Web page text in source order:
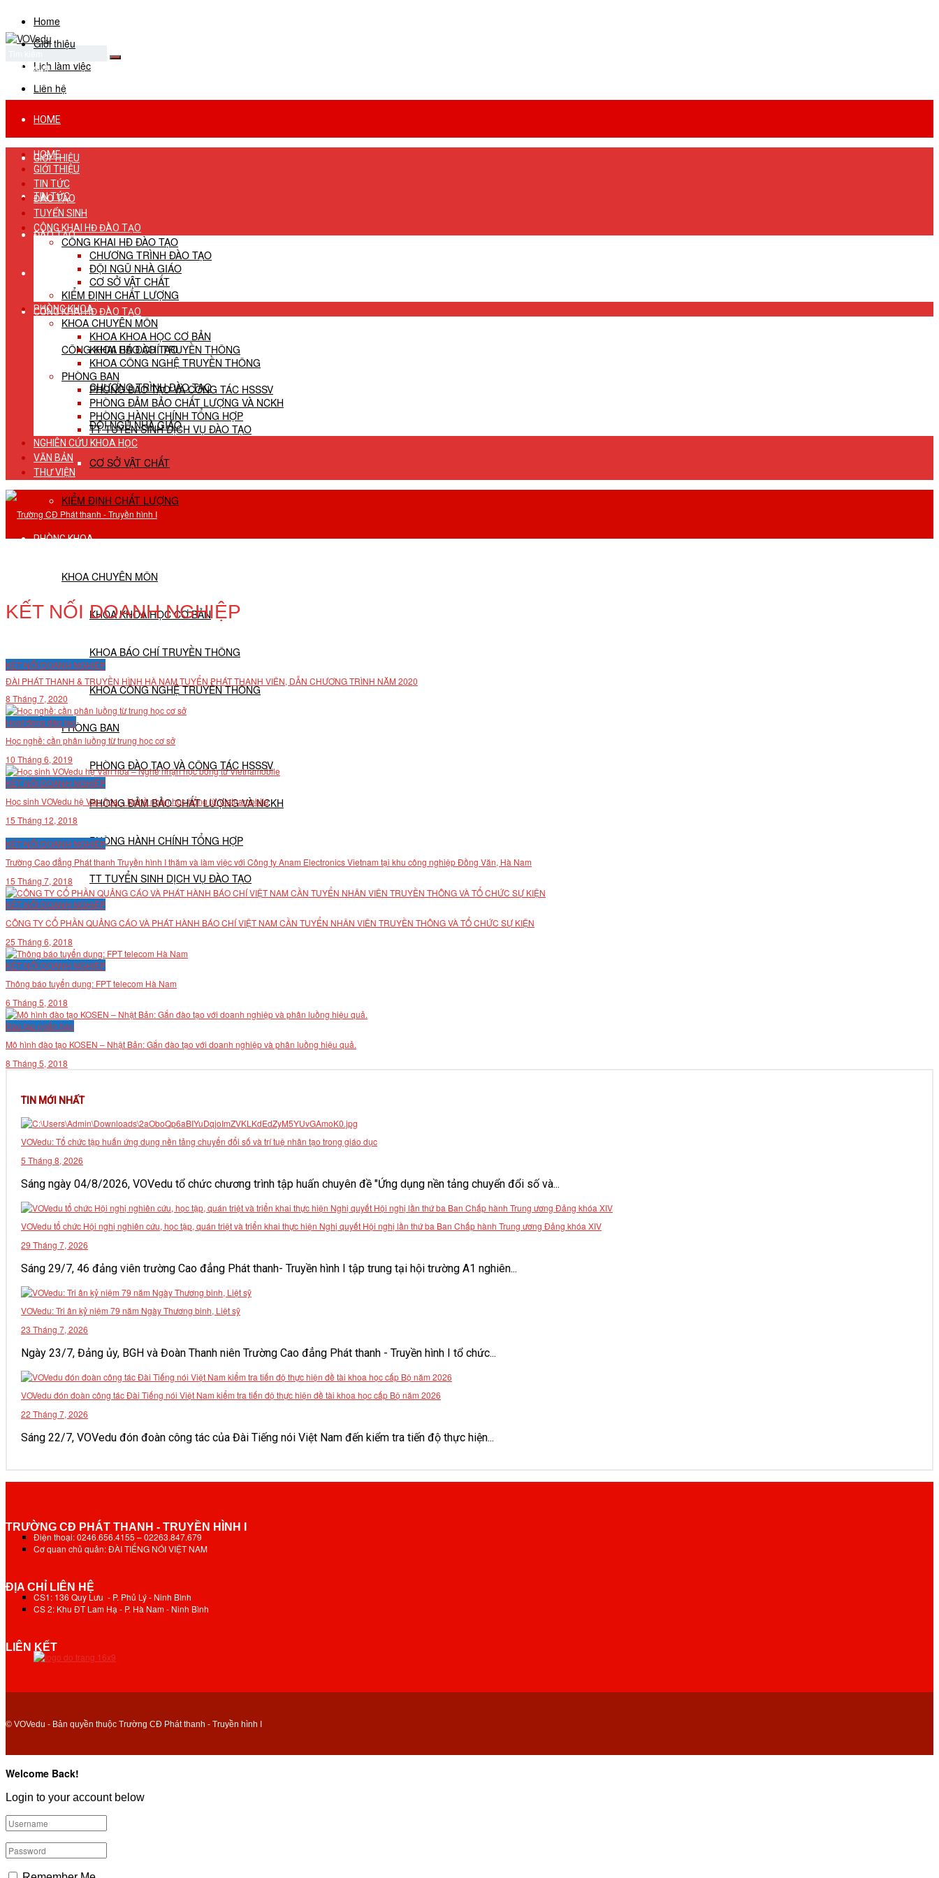
Home
Giới thiệu
Lịch làm việc
Liên hệ
No Result
View All Result
HOME
GIỚI THIỆU
TIN TỨC
ĐÀO TẠO
TUYỂN SINH
CÔNG KHAI HĐ ĐÀO TẠO
CÔNG KHAI HĐ ĐÀO TẠO
CHƯƠNG TRÌNH ĐÀO TẠO
ĐỘI NGŨ NHÀ GIÁO
CƠ SỞ VẬT CHẤT
KIỂM ĐỊNH CHẤT LƯỢNG
PHÒNG KHOA
KHOA CHUYÊN MÔN
KHOA KHOA HỌC CƠ BẢN
KHOA BÁO CHÍ TRUYỀN THÔNG
KHOA CÔNG NGHỆ TRUYỀN THÔNG
PHÒNG BAN
PHÒNG ĐÀO TẠO VÀ CÔNG TÁC HSSSV
PHÒNG ĐẢM BẢO CHẤT LƯỢNG VÀ NCKH
PHÒNG HÀNH CHÍNH TỔNG HỢP
TT TUYỂN SINH DỊCH VỤ ĐÀO TẠO
NGHIÊN CỨU KHOA HỌC
VĂN BẢN
HOME
GIỚI THIỆU
TIN TỨC
ĐÀO TẠO
TUYỂN SINH
CÔNG KHAI HĐ ĐÀO TẠO
CÔNG KHAI HĐ ĐÀO TẠO
CHƯƠNG TRÌNH ĐÀO TẠO
ĐỘI NGŨ NHÀ GIÁO
CƠ SỞ VẬT CHẤT
KIỂM ĐỊNH CHẤT LƯỢNG
PHÒNG KHOA
KHOA CHUYÊN MÔN
KHOA KHOA HỌC CƠ BẢN
KHOA BÁO CHÍ TRUYỀN THÔNG
KHOA CÔNG NGHỆ TRUYỀN THÔNG
PHÒNG BAN
PHÒNG ĐÀO TẠO VÀ CÔNG TÁC HSSSV
PHÒNG ĐẢM BẢO CHẤT LƯỢNG VÀ NCKH
PHÒNG HÀNH CHÍNH TỔNG HỢP
TT TUYỂN SINH DỊCH VỤ ĐÀO TẠO
NGHIÊN CỨU KHOA HỌC
VĂN BẢN
THƯ VIỆN
KẾT NỐI DOANH NGHIỆP
KẾT NỐI DOANH NGHIỆP
ĐÀI PHÁT THANH & TRUYỀN HÌNH HÀ NAM TUYỂN PHÁT THANH VIÊN, DẪN CHƯƠNG TRÌNH NĂM 2020
8 Tháng 7, 2020
Hoạt động đào tạo
Học nghề: cần phân luồng từ trung học cơ sở
10 Tháng 6, 2019
KẾT NỐI DOANH NGHIỆP
Học sinh VOVedu hệ Văn hóa – Nghề nhận học bổng từ Vietnamobile
15 Tháng 12, 2018
KẾT NỐI DOANH NGHIỆP
Trường Cao đẳng Phát thanh Truyền hình I thăm và làm việc với Công ty Anam Electronics Vietnam tại khu công nghiệp Đồng Văn, Hà Nam
15 Tháng 7, 2018
KẾT NỐI DOANH NGHIỆP
CÔNG TY CỔ PHẦN QUẢNG CÁO VÀ PHÁT HÀNH BÁO CHÍ VIỆT NAM CẦN TUYỂN NHÂN VIÊN TRUYỀN THÔNG VÀ TỔ CHỨC SỰ KIỆN
25 Tháng 6, 2018
KẾT NỐI DOANH NGHIỆP
Thông báo tuyển dụng: FPT telecom Hà Nam
6 Tháng 5, 2018
Đào tạo ngắn hạn
Mô hình đào tạo KOSEN – Nhật Bản: Gắn đào tạo với doanh nghiệp và phân luồng hiệu quả.
8 Tháng 5, 2018
TIN MỚI NHẤT
VOVedu: Tổ chức tập huấn ứng dụng nền tảng chuyển đổi số và trí tuệ nhân tạo trong giáo dục
5 Tháng 8, 2026
Sáng ngày 04/8/2026, VOVedu tổ chức chương trình tập huấn chuyên đề "Ứng dụng nền tảng chuyển đổi số và...
VOVedu tổ chức Hội nghị nghiên cứu, học tập, quán triệt và triển khai thực hiện Nghị quyết Hội nghị lần thứ ba Ban Chấp hành Trung ương Đảng khóa XIV
29 Tháng 7, 2026
Sáng 29/7, 46 đảng viên trường Cao đẳng Phát thanh- Truyền hình I tập trung tại hội trường A1 nghiên...
VOVedu: Tri ân kỷ niệm 79 năm Ngày Thương binh, Liệt sỹ
23 Tháng 7, 2026
Ngày 23/7, Đảng ủy, BGH và Đoàn Thanh niên Trường Cao đẳng Phát thanh - Truyền hình I tổ chức...
VOVedu đón đoàn công tác Đài Tiếng nói Việt Nam kiểm tra tiến độ thực hiện đề tài khoa học cấp Bộ năm 2026
22 Tháng 7, 2026
Sáng 22/7, VOVedu đón đoàn công tác của Đài Tiếng nói Việt Nam đến kiểm tra tiến độ thực hiện...
TRƯỜNG CĐ PHÁT THANH - TRUYỀN HÌNH I
Điện thoại: 0246.656.4155 – 02263.847.679
Cơ quan chủ quản: ĐÀI TIẾNG NÓI VIỆT NAM
ĐỊA CHỈ LIÊN HỆ
CS1: 136 Quy Lưu - P. Phủ Lý - Ninh Bình
CS 2: Khu ĐT Lam Hạ - P. Hà Nam - Ninh Bình
LIÊN KẾT
© VOVedu - Bản quyền thuộc Trường CĐ Phát thanh - Truyền hình I
Welcome Back!
Login to your account below